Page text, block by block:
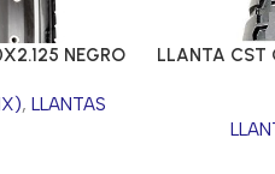
NEGRO
, LLANTAS
LLANTA CST